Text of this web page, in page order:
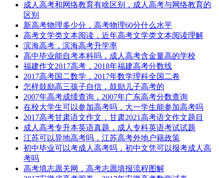
成人高考和网络教育有啥区别，成人高考与网络教育的
区别
新高考物理多少分，高考物理60分什么水平
高考文学类文本阅读，近年高考文学类文本阅读理解
滨海高考，滨海高考升学率
高中毕业能自考本科吗，成人高考含金量高的学校
福建作文2017高考，2018年福建高考分数线
2017高考国二数学，2017年数学理科全国二卷
怎样鼓励高三孩子自信，鼓励儿子高考的
2007年高考成绩查询，2007年广东高考分数查询
在校大学生可以参加高考吗，大一学生能参加高考吗
2017高考甘肃语文作文，甘肃2021高考语文作文题目
成人高考专升本英语真题，成人专科英语考试试题
江苏可以异地高考吗，江苏高考外地户籍政策
初中毕业可以考成人高考吗，初中文凭可以报考成人高
考吗
高考填志愿关网，高考志愿填报流程图解